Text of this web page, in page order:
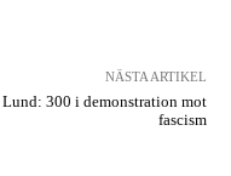
NÄSTA ARTIKEL
Lund: 300 i demonstration mot
fascism